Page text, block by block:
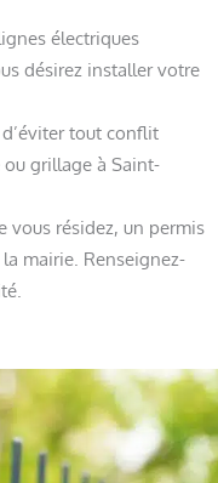
électriques
désirez installer votre
tout conflit
grillage à Saint-
vous résidez, un permis
mairie. Renseignez-